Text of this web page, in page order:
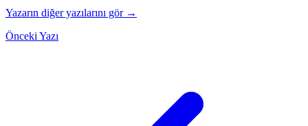
Yazarın diğer yazılarını gör →
Önceki Yazı